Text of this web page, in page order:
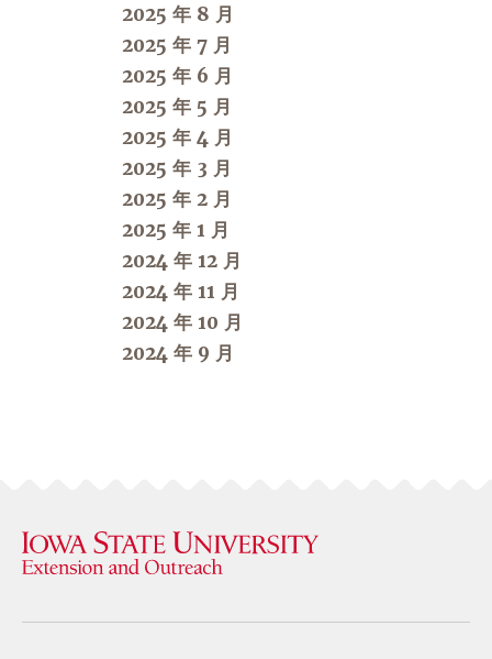
2025 年 8 月
2025 年 7 月
2025 年 6 月
2025 年 5 月
2025 年 4 月
2025 年 3 月
2025 年 2 月
2025 年 1 月
2024 年 12 月
2024 年 11 月
2024 年 10 月
2024 年 9 月